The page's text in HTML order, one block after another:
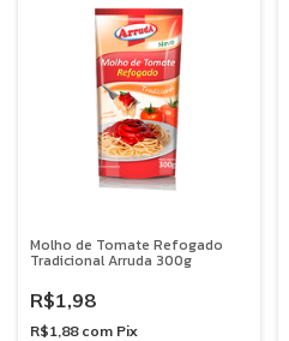
Molho de Tomate Refogado
Tradicional Arruda 300g
R$1,98
R$1,88 com Pix